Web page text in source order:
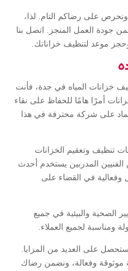
ونحرص على رضاكم التام. لذا،
جودة العمل المنجز. اتصل بنا
موعد لتنظيف خزاناتك.
خزانات المياه في جدة، فأنت
أمرًا هامًا للحفاظ على نقاء
على شركة محترفة في هذا
تنظيف وتعقيم الخزانات
المدربين يستخدم أحدث
وفعالية في القضاء على
الصحية والبيئية في جميع
ومناسبة لجميع العملاء.
ستحصل على العديد من المزايا.
وفعالة، ونضمن رضاك